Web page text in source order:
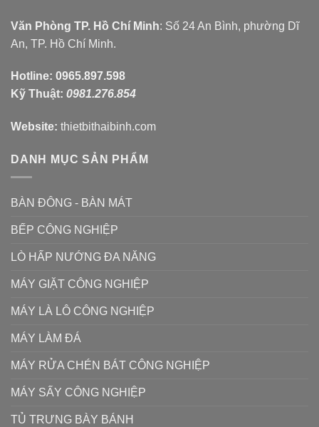
Văn Phòng TP. Hồ Chí Minh: Số 24 An Bình, phường Dĩ
An, TP. Hồ Chí Minh.
Hotline: 0965.897.598
Kỹ Thuật: 0981.276.854
Website: thietbithaibinh.com
DANH MỤC SẢN PHẨM
BÀN ĐÔNG - BÀN MÁT
BẾP CÔNG NGHIỆP
LÒ HẤP NƯỚNG ĐA NĂNG
MÁY GIẶT CÔNG NGHIỆP
MÁY LÀ LÔ CÔNG NGHIỆP
MÁY LÀM ĐÁ
MÁY RỬA CHÉN BÁT CÔNG NGHIỆP
MÁY SẤY CÔNG NGHIỆP
TỦ TRƯNG BÀY BÁNH